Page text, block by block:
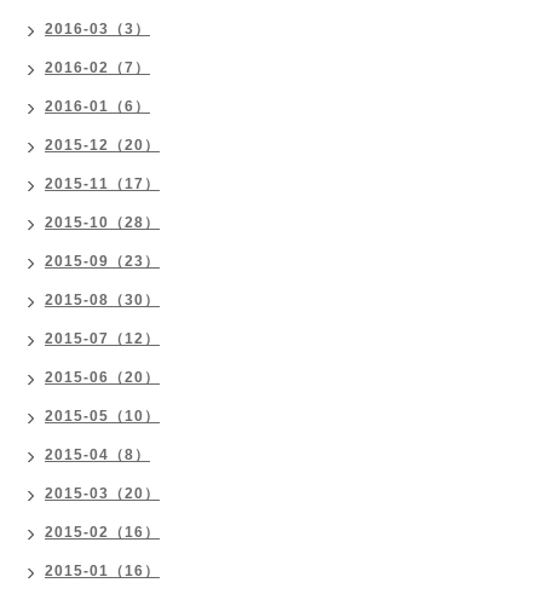
2016-03（3）
2016-02（7）
2016-01（6）
2015-12（20）
2015-11（17）
2015-10（28）
2015-09（23）
2015-08（30）
2015-07（12）
2015-06（20）
2015-05（10）
2015-04（8）
2015-03（20）
2015-02（16）
2015-01（16）